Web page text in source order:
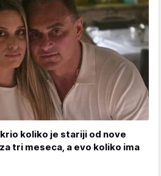
koliko je stariji od nove
tri meseca, a evo koliko ima